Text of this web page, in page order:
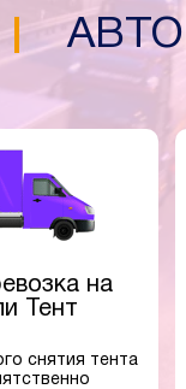
на
Тент
снятия тента